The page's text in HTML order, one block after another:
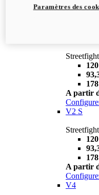
A partir
V2 S
A partir
V4
Paramètres des